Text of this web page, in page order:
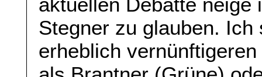
aktuellen Debatte neige
Stegner zu glauben.
erheblich